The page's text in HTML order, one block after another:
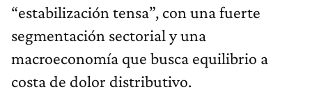
“estabilización tensa”, con una fuerte
segmentación sectorial y una
macroeconomía que busca equilibrio a
costa de dolor distributivo.